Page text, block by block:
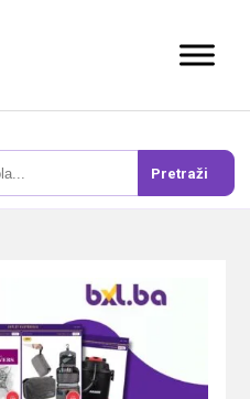
Pretraži